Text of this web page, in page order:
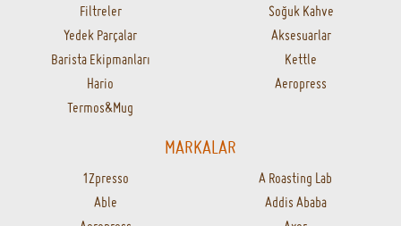
Filtreler
Soğuk Kahve
Yedek Parçalar
Aksesuarlar
Barista Ekipmanları
Kettle
Hario
Aeropress
Termos&Mug
MARKALAR
1Zpresso
A Roasting Lab
Able
Addis Ababa